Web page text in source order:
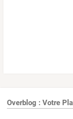
Overblog : Votre